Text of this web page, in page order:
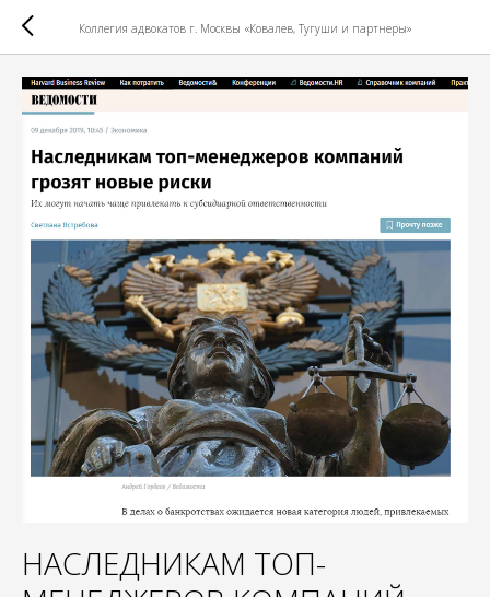
Коллегия адвокатов г. Москвы «Ковалев, Тугуши и партнеры»
НАСЛЕДНИКАМ ТОП-